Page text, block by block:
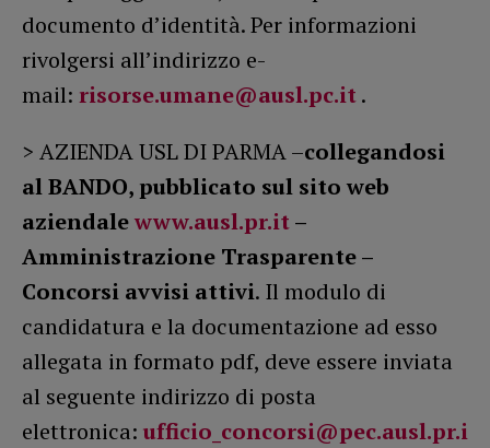
documento d’identità. Per informazioni
rivolgersi all’indirizzo e-
mail: risorse.umane@ausl.pc.it.
> AZIENDA USL DI PARMA –collegandosi
al BANDO, pubblicato sul sito web
aziendalewww.ausl.pr.it–
Amministrazione Trasparente –
Concorsi avvisi attivi. Il modulo di
candidatura e la documentazione ad esso
allegata in formato pdf, deve essere inviata
al seguente indirizzo di posta
elettronica: ufficio_concorsi@pec.ausl.pr.i